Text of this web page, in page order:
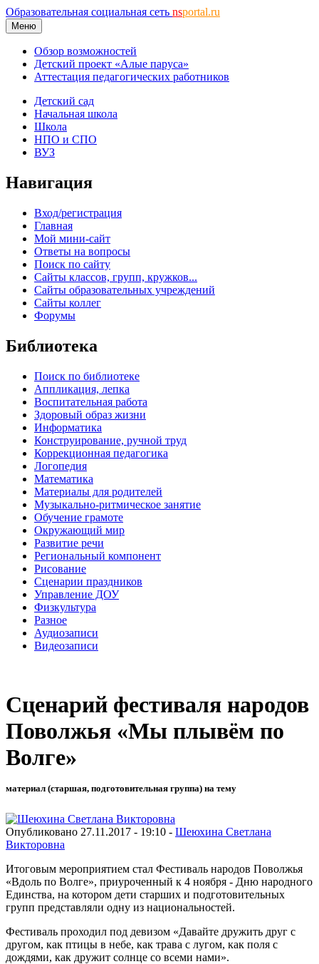
Образовательная социальная сеть nsportal.ru
Меню
Обзор возможностей
Детский проект «Алые паруса»
Аттестация педагогических работников
Детский сад
Начальная школа
Школа
НПО и СПО
ВУЗ
Навигация
Вход/регистрация
Главная
Мой мини-сайт
Ответы на вопросы
Поиск по сайту
Сайты классов, групп, кружков...
Сайты образовательных учреждений
Сайты коллег
Форумы
Библиотека
Поиск по библиотеке
Аппликация, лепка
Воспитательная работа
Здоровый образ жизни
Информатика
Конструирование, ручной труд
Коррекционная педагогика
Логопедия
Математика
Материалы для родителей
Музыкально-ритмическое занятие
Обучение грамоте
Окружающий мир
Развитие речи
Региональный компонент
Рисование
Сценарии праздников
Управление ДОУ
Физкультура
Разное
Аудиозаписи
Видеозаписи
Сценарий фестиваля народов
Поволжья «Мы плывём по
Волге»
материал (старшая, подготовительная группа) на тему
Опубликовано 27.11.2017 - 19:10 - Шеюхина Светлана
Викторовна
Итоговым мероприятием стал Фестиваль народов Поволжья
«Вдоль по Волге», приуроченный к 4 ноября - Дню народного
Единства, на котором дети старших и подготовительных
групп представляли одну из национальностей.
Фестиваль проходил под девизом «Давайте дружить друг с
другом, как птицы в небе, как трава с лугом, как поля с
дождями, как дружит солнце со всеми нами».